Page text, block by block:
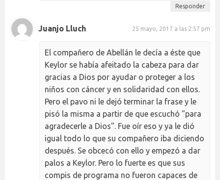
Responder
Juanjo Lluch 25 mayo, 2017 a las 2:57 pm
El compañero de Abellán le decía a éste que
Keylor se había afeitado la cabeza para dar
gracias a Dios por ayudar o proteger a los
niños con cáncer y en solidaridad con ellos.
Pero el pavo ni le dejó terminar la frase y le
pisó la misma a partir de que escuchó "para
agradecerle a Dios". Fue oír eso y ya le dió
igual todo lo que su compañero iba diciendo
después. Se obcecó con ello y empezó a dar
palos a Keylor. Pero lo fuerte es que sus
compis de programa no fueron capaces de